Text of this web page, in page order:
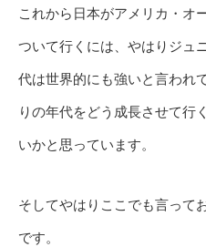
これから日本がアメリカ・オ
ついて行くには、やはりジュ
代は世界的にも強いと言われ
りの年代をどう成長させて行
いかと思っています。
そしてやはりここでも言って
です。